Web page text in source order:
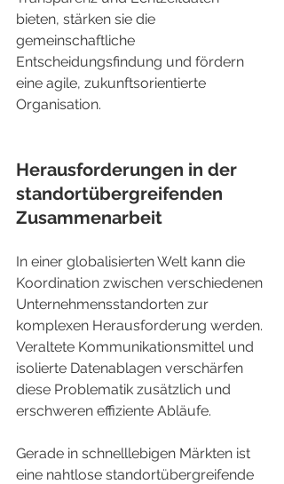
bieten, stärken sie die
gemeinschaftliche
Entscheidungsfindung und fördern
eine agile, zukunftsorientierte
Organisation.
Herausforderungen in der
standortübergreifenden
Zusammenarbeit
In einer globalisierten Welt kann die
Koordination zwischen verschiedenen
Unternehmensstandorten zur
komplexen Herausforderung werden.
Veraltete Kommunikationsmittel und
isolierte Datenablagen verschärfen
diese Problematik zusätzlich und
erschweren effiziente Abläufe.
Gerade in schnelllebigen Märkten ist
eine nahtlose standortübergreifende